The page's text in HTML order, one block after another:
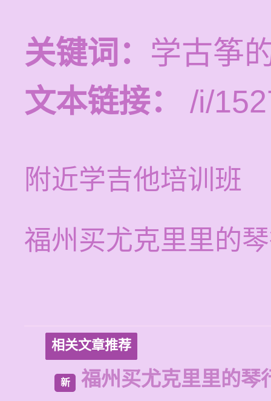
关键词： 学古筝
文本链接：
/i/
附近学吉他培训班
福州买尤克里里的
相关文章推荐
新 福州买尤克里里的琴